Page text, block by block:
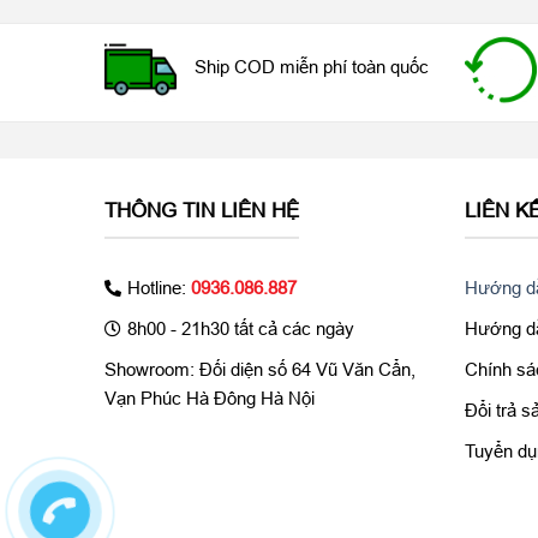
Trong quá trình sử dụng, nếu chiếc iPhone vô tình bị
màn hình. Nhưng bạn nên biết rằng, màn hình
màn hình điện thoại. Củ thể như sau:
iPhone 6s bị hư hỏng nhiều nhất. Trong trường hợp
Ship COD miễn phí toàn quốc
THÔNG TIN LIÊN HỆ
Hotline: 0936.086.887
8h00 - 21h30 tất cả các ngày
Showroom: Đối diện số 64 Vũ Văn Cẩn,
Vạn Phúc Hà Đông Hà Nội
LIÊN
Hướng
Hướng
Chính
Đổi trả
Tuyển